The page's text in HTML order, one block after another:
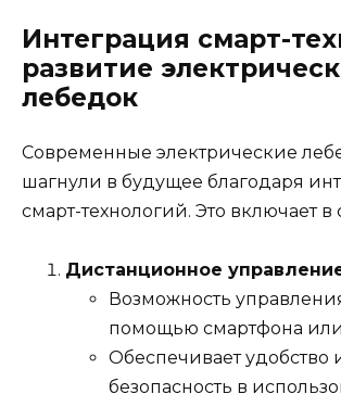
Интеграция смарт-
развитие
лебедок
Современные электрические
шагнули в будущее благодаря
смарт-технологий. Это включает в
Дистанционное
Возможность
помощью смартфона
Обеспечивает удобство
безопасность в